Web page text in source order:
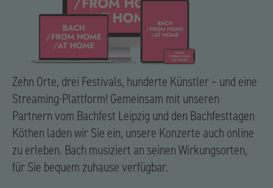
Zehn Orte, drei Festivals, hunderte Künstler – und eine
Streaming-Plattform! Gemeinsam mit unseren
Partnern vom Bachfest Leipzig und den Bachfesttagen
Köthen laden wir Sie ein, unsere Konzerte auch online
zu erleben. Bach musiziert an seinen Wirkungsorten,
für Sie bequem zuhause verfügbar.